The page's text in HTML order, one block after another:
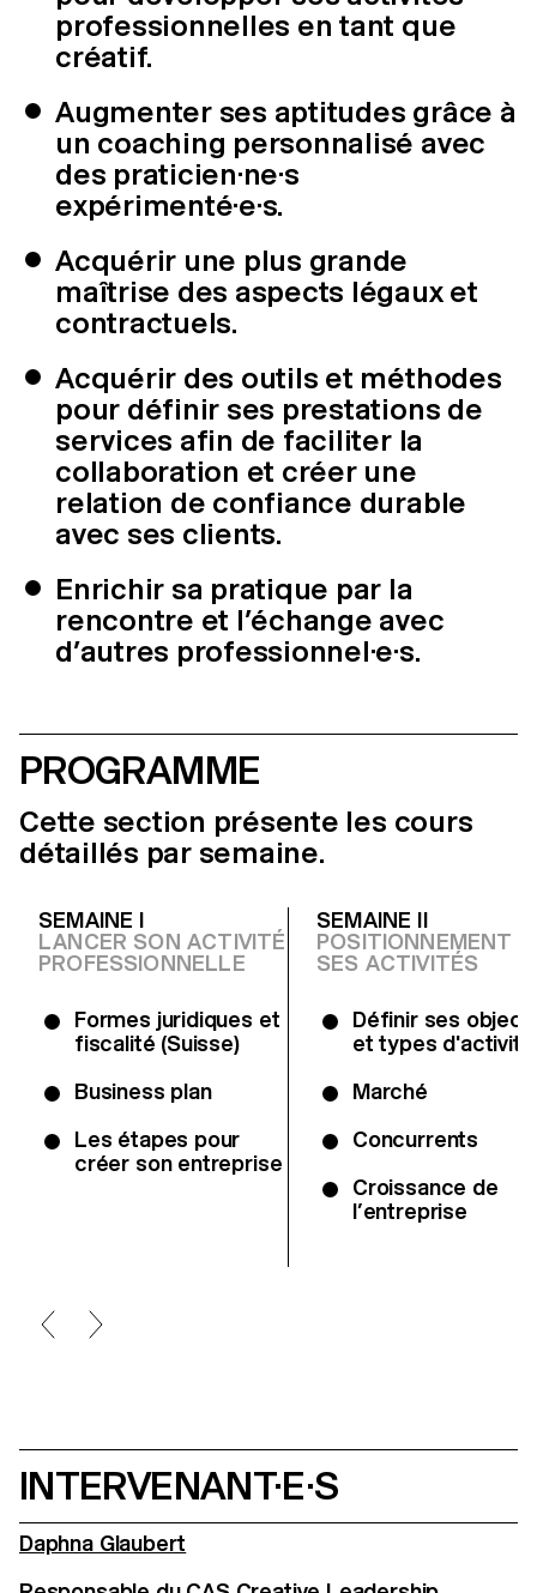
professionnelles en tant que
créatif.
Augmenter ses aptitudes grâce à
un coaching personnalisé avec
des praticien·ne·s
expérimenté·e·s.
Acquérir une plus grande
maîtrise des aspects légaux et
contractuels.
Acquérir des outils et méthodes
pour définir ses prestations de
services afin de faciliter la
collaboration et créer une
relation de confiance durable
avec ses clients.
Enrichir sa pratique par la
rencontre et l’échange avec
d’autres professionnel·e·s.
PROGRAMME
Cette section présente les cours
détaillés par semaine.
SEMAINE I
LANCER SON ACTIVITÉ
PROFESSIONNELLE
Formes juridiques et
fiscalité (Suisse)
Business plan
Les étapes pour
créer son entreprise
SEMAINE II
POSITIONNEMENT
SES ACTIVITÉS
Définir ses
et types
Marché
Concurrents
Croissance de
l’entreprise
INTERVENANT·E·S
Daphna Glaubert